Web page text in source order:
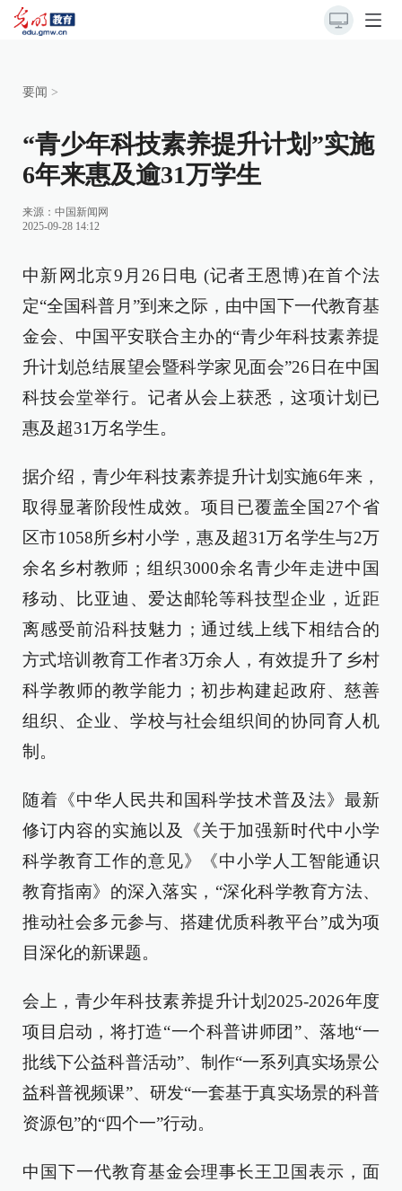
要闻 >
“青少年科技素养提升计划”实施
6年来惠及逾31万学生
来源： 中国新闻网
2025-09-28 14:12
中新网北京9月26日电 (记者王恩博)在首个法
定“全国科普月”到来之际，由中国下一代教育基
金会、中国平安联合主办的“青少年科技素养提
升计划总结展望会暨科学家见面会”26日在中国
科技会堂举行。记者从会上获悉，这项计划已
惠及超31万名学生。
据介绍，青少年科技素养提升计划实施6年来，
取得显著阶段性成效。项目已覆盖全国27个省
区市1058所乡村小学，惠及超31万名学生与2万
余名乡村教师；组织3000余名青少年走进中国
移动、比亚迪、爱达邮轮等科技型企业，近距
离感受前沿科技魅力；通过线上线下相结合的
方式培训教育工作者3万余人，有效提升了乡村
科学教师的教学能力；初步构建起政府、慈善
组织、企业、学校与社会组织间的协同育人机
制。
随着《中华人民共和国科学技术普及法》最新
修订内容的实施以及《关于加强新时代中小学
科学教育工作的意见》《中小学人工智能通识
教育指南》的深入落实，“深化科学教育方法、
推动社会多元参与、搭建优质科教平台”成为项
目深化的新课题。
会上，青少年科技素养提升计划2025-2026年度
项目启动，将打造“一个科普讲师团”、落地“一
批线下公益科普活动”、制作“一系列真实场景公
益科普视频课”、研发“一套基于真实场景的科普
资源包”的“四个一”行动。
中国下一代教育基金会理事长王卫国表示，面